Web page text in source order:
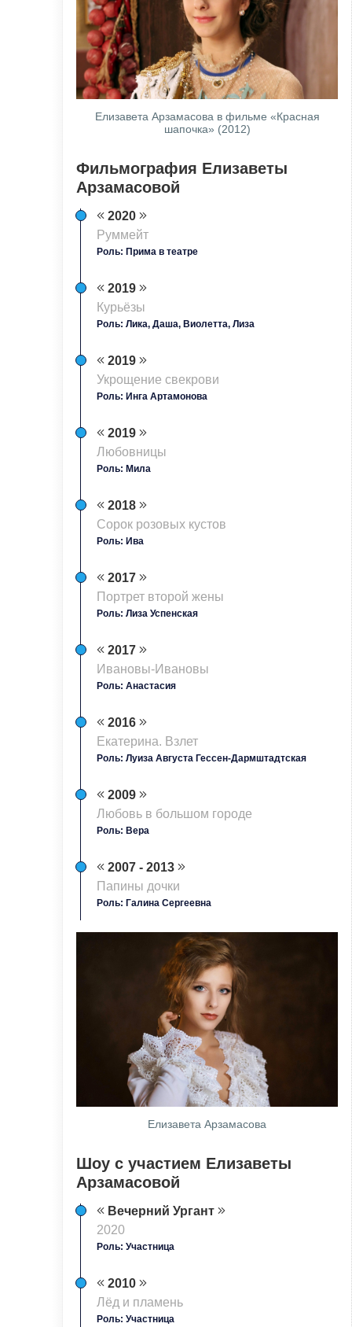
Елизавета Арзамасова в фильме «Красная
шапочка» (2012)
Фильмография Елизаветы
Арзамасовой
2020
Руммейт
Роль: Прима в театре
2019
Курьёзы
Роль: Лика, Даша, Виолетта, Лиза
2019
Укрощение свекрови
Роль: Инга Артамонова
2019
Любовницы
Роль: Мила
2018
Сорок розовых кустов
Роль: Ива
2017
Портрет второй жены
Роль: Лиза Успенская
2017
Ивановы-Ивановы
Роль: Анастасия
2016
Екатерина. Взлет
Роль: Луиза Августа Гессен-Дармштадтская
2009
Любовь в большом городе
Роль: Вера
2007 - 2013
Папины дочки
Роль: Галина Сергеевна
Елизавета Арзамасова
Шоу с участием Елизаветы
Арзамасовой
Вечерний Ургант
2020
Роль: Участница
2010
Лёд и пламень
Роль: Участница